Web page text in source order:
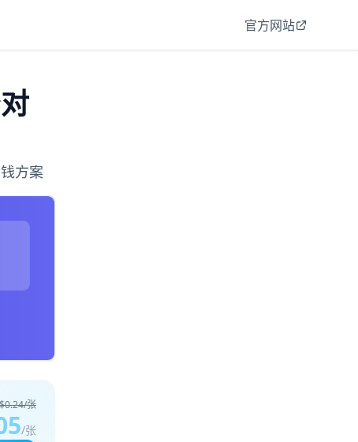
官方网站
方案
$0.24/张
/张